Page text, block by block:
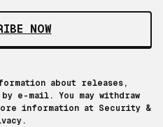
NOW
about releases,
e-mail. You may withdraw
information at
Security &